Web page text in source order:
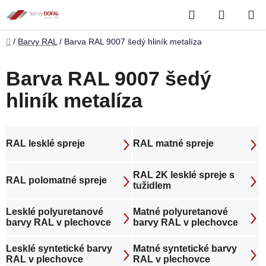
na
obsah
Hledat
KOŠÍK
Domů
/ Barvy RAL / Barva RAL 9007 šedý hliník metalíza
Barva RAL 9007 šedý
hliník metalíza
RAL lesklé spreje RAL matné spreje
RAL polomatné spreje
RAL 2K lesklé spreje s
tužidlem
Lesklé polyuretanové
barvy RAL v plechovce
Matné polyuretanové
barvy RAL v plechovce
Lesklé syntetické barvy
RAL v plechovce
Matné syntetické barvy
RAL v plechovce